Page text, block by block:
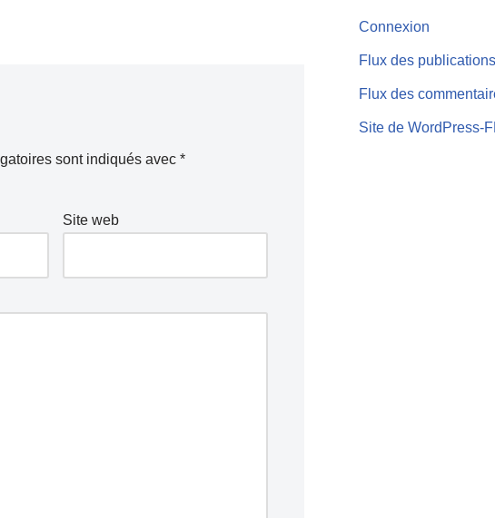
sont indiqués avec *
Site web
Connexion
Flux des publications
Flux des
Site de WordPress-